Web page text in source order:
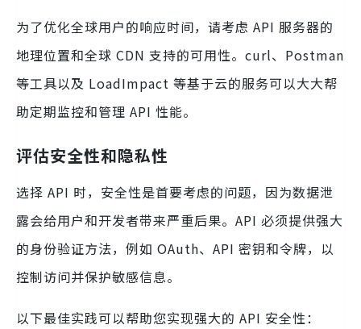
为了优化全球用户的响应时间，请考虑 API 服务器的
地理位置和全球 CDN 支持的可用性。curl、Postman
等工具以及 LoadImpact 等基于云的服务可以大大帮
助定期监控和管理 API 性能。
评估安全性和隐私性
选择 API 时，安全性是首要考虑的问题，因为数据泄
露会给用户和开发者带来严重后果。API 必须提供强大
的身份验证方法，例如 OAuth、API 密钥和令牌，以
控制访问并保护敏感信息。
以下最佳实践可以帮助您实现强大的 API 安全性：